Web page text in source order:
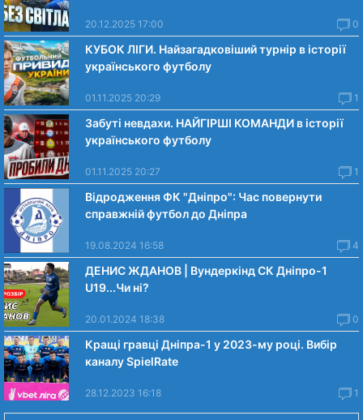
20.12.2025 17:00 0
КУБОК ЛІГИ. Найзагадковіший турнір в історії
українського футболу
01.11.2025 20:29 1
Забуті невдахи. НАЙГІРШІ КОМАНДИ в історії
українського футболу
01.11.2025 20:27 1
Відродження ФК "Дніпро": Час повернути
справжній футбол до Дніпра
19.08.2024 16:58 4
ДЕНИС ЖДАНОВ | Вундеркінд СК Дніпро-1
U19...Чи нi?
20.01.2024 18:38 0
Кращі гравці Дніпра-1 у 2023-му році. Вибiр
каналу SpielRate
28.12.2023 16:18 1